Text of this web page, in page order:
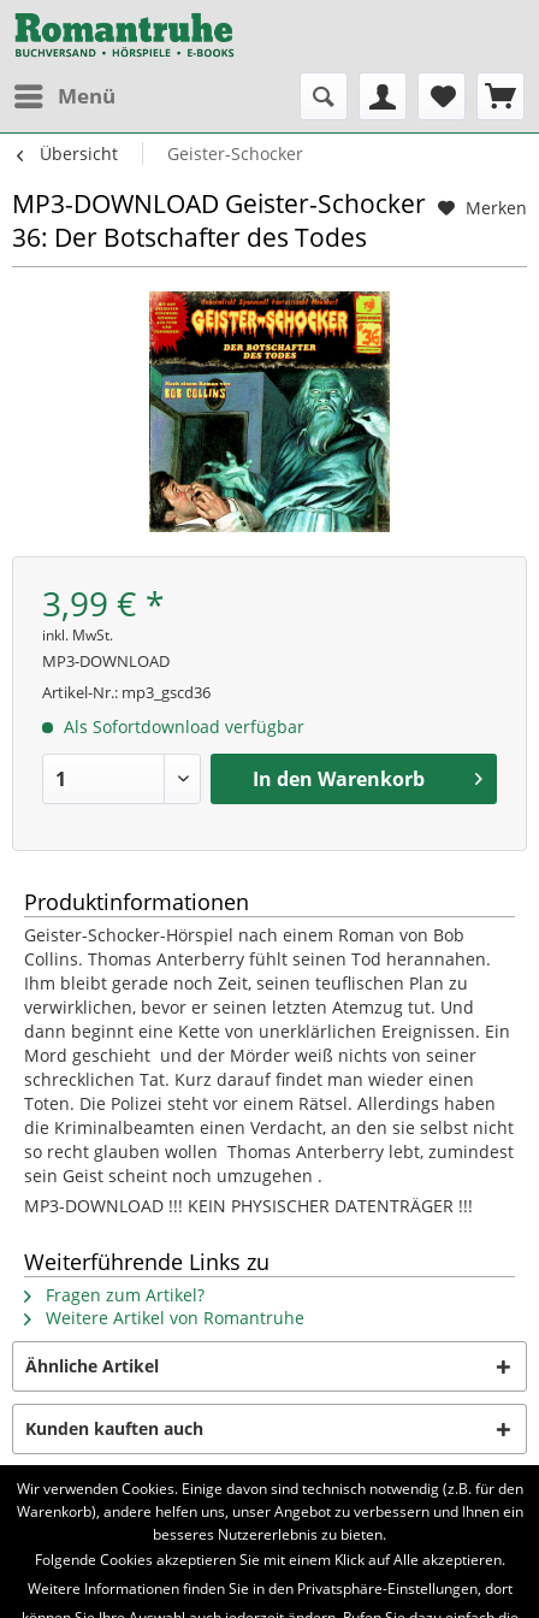
Menü
Übersicht Geister-Schocker
Merken
MP3-DOWNLOAD Geister-Schocker
36: Der Botschafter des Todes
3,99 € *
inkl. MwSt.
MP3-DOWNLOAD
Artikel-Nr.: mp3_gscd36
Als Sofortdownload verfügbar
In den Warenkorb
Produktinformationen
Geister-Schocker-Hörspiel nach einem Roman von Bob
Collins. Thomas Anterberry fühlt seinen Tod herannahen.
Ihm bleibt gerade noch Zeit, seinen teuflischen Plan zu
verwirklichen, bevor er seinen letzten Atemzug tut. Und
dann beginnt eine Kette von unerklärlichen Ereignissen. Ein
Mord geschieht  und der Mörder weiß nichts von seiner
schrecklichen Tat. Kurz darauf findet man wieder einen
Toten. Die Polizei steht vor einem Rätsel. Allerdings haben
die Kriminalbeamten einen Verdacht, an den sie selbst nicht
so recht glauben wollen  Thomas Anterberry lebt, zumindest
sein Geist scheint noch umzugehen .
MP3-DOWNLOAD !!! KEIN PHYSISCHER DATENTRÄGER !!!
Weiterführende Links zu
Fragen zum Artikel?
Weitere Artikel von Romantruhe
Ähnliche Artikel
Kunden kauften auch
Kunden haben sich ebenfalls angesehen
BELIEBTE SERIEN
Wir verwenden Cookies. Einige davon sind technisch notwendig (z.B. für den
Warenkorb), andere helfen uns, unser Angebot zu verbessern und Ihnen ein
besseres Nutzererlebnis zu bieten.
Folgende Cookies akzeptieren Sie mit einem Klick auf Alle akzeptieren.
Weitere Informationen finden Sie in den Privatsphäre-Einstellungen, dort